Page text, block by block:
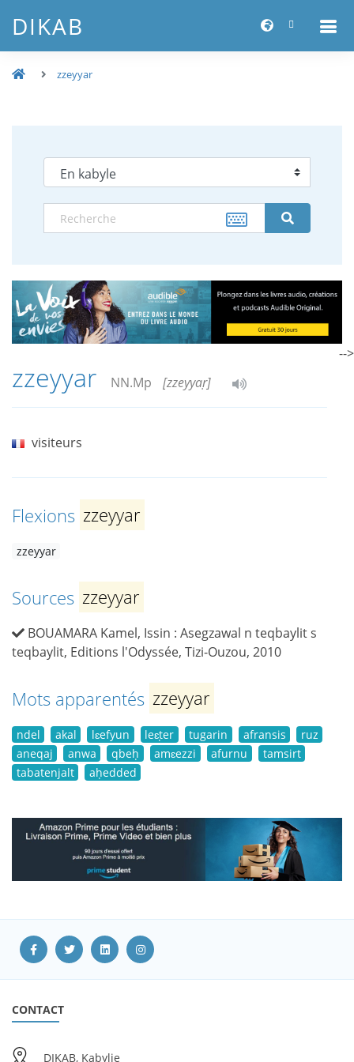
DIKAB
zzeyyar
zzeyyar NN.Mp [zzeyyaṛ]
visiteurs
Flexions zzeyyar
zzeyyar
Sources zzeyyar
BOUAMARA Kamel, Issin : Asegzawal n teqbaylit s
teqbaylit, Editions l'Odyssée, Tizi-Ouzou, 2010
Mots apparentés zzeyyar
ndel akal lɛefyun leɛṭer tugarin afransis
ruz
aneqaj
anwa qbeḥ amɛezzi afurnu
tamsirt
tabatenjalt
aḥedded
-->
CONTACT
DIKAB, Kabylie